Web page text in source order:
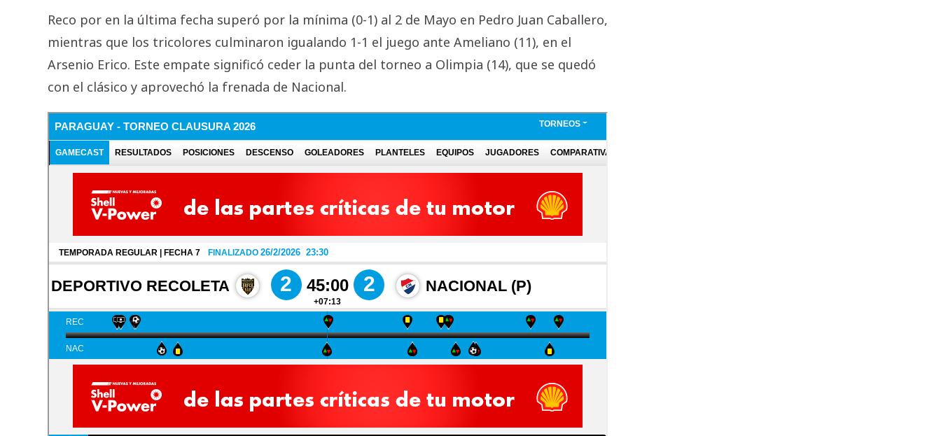
Reco por en la última fecha superó por la mínima (0-1) al 2 de Mayo en Pedro Juan Caballero,
mientras que los tricolores culminaron igualando 1-1 el juego ante Ameliano (11), en el
Arsenio Erico. Este empate significó ceder la punta del torneo a Olimpia (14), que se quedó
con el clásico y aprovechó la frenada de Nacional.